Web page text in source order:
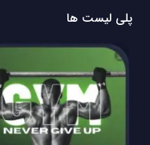
پلی لیست ها